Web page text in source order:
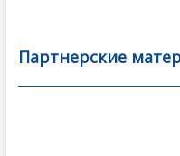
b
o
er l
а
в
Партнерские